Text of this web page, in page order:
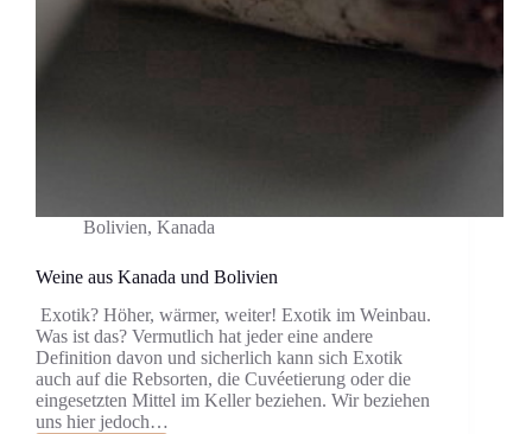
Bolivien, Kanada
Weine aus Kanada und Bolivien
Exotik? Höher, wärmer, weiter! Exotik im Weinbau.
Was ist das? Vermutlich hat jeder eine andere
Definition davon und sicherlich kann sich Exotik
auch auf die Rebsorten, die Cuvéetierung oder die
eingesetzten Mittel im Keller beziehen. Wir beziehen
uns hier jedoch…